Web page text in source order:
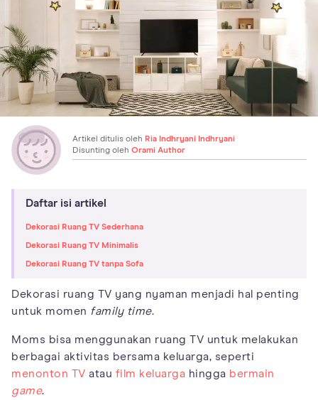
Artikel ditulis oleh Ria Indhryani Indhryani
Disunting oleh Orami Author
Daftar isi artikel
Dekorasi Ruang TV Sederhana
Dekorasi Ruang TV Minimalis
Dekorasi Ruang TV tanpa Sofa
Dekorasi ruang TV yang nyaman menjadi hal penting
untuk momen family time.
Moms bisa menggunakan ruang TV untuk melakukan
berbagai aktivitas bersama keluarga, seperti
menonton TV atau film keluarga hingga bermain
game.